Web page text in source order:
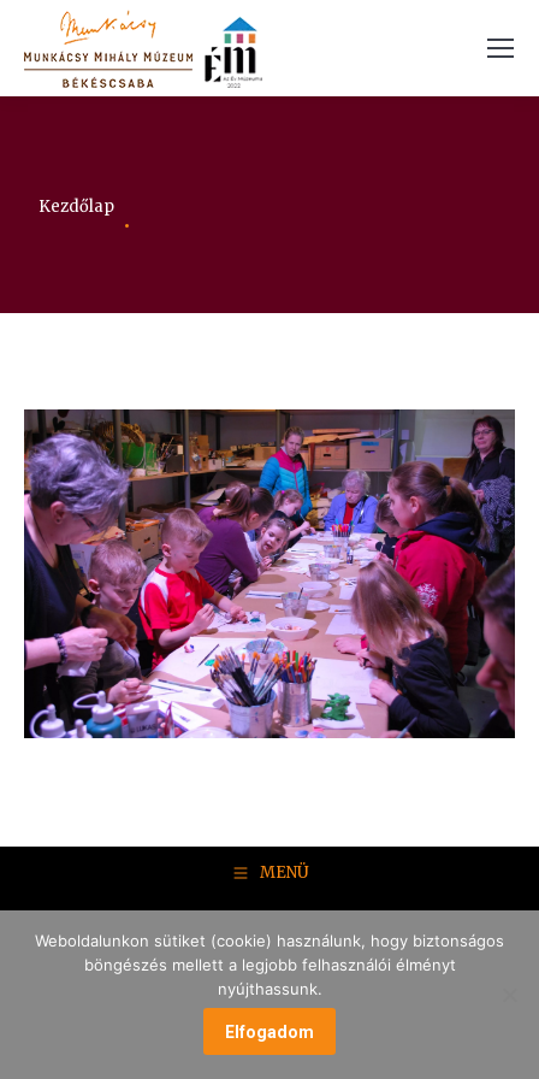
Itt vagy:
Kezdőlap
MENÜ
Weboldalunkon sütiket (cookie) használunk, hogy biztonságos
böngészés mellett a legjobb felhasználói élményt
nyújthassunk.
Elfogadom